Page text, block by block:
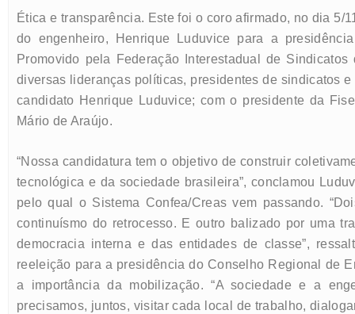
Ética e transparência. Este foi o coro afirmado, no dia
do engenheiro, Henrique Luduvice para a
Promovido pela Federação Interestadual de
diversas lideranças políticas, presidentes de sindicatos
candidato Henrique Luduvice; com o presidente da
Mário de Araújo.
“Nossa candidatura tem o objetivo de construir
tecnológica e da sociedade brasileira”, conclamou
pelo qual o Sistema Confea/Creas vem passando.
continuísmo do retrocesso. E outro balizado por uma
democracia interna e das entidades de classe”,
reeleição para a presidência do Conselho Regional de
a importância da mobilização. “A sociedade e a
precisamos, juntos, visitar cada local de trabalho,